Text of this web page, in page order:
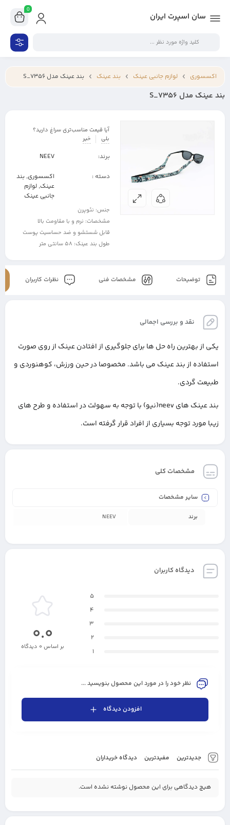
سان اسپرت ایران
0
اکسسوری لوازم جانبی عینک بند عینک بند عینک مدل S_7356
بند عینک مدل S_7356
آیا قیمت مناسب‌تری سراغ دارید؟
بلی
خیر
برند: NEEV
دسته : اکسسوری, بند
عینک, لوازم
جانبی عینک
جنس: نئوپرن
مشخصات: نرم و با مقاومت بالا
قابل شستشو و ضد حساسیت پوست
طول بند عینک: 58 سانتی متر
توضیحات مشخصات فنی نظرات کاربران
نقد و بررسی اجمالی
یکی از بهترین راه حل ها برای جلوگیری از افتادن عینک از روی صورت
استفاده از بند عینک می باشد. مخصوصا در حین ورزش، کوهنوردی و
طبیعت گردی.
بند عینک های neev(نیو) با توجه به سهولت در استفاده و طرح های
زیبا مورد توجه بسیاری از افراد قرار گرفته است.
مشخصات کلی
سایر مشخصات
برند NEEV
دیدگاه کاربران
جدیدترین مفیدترین دیدگاه خریداران
هیچ دیدگاهی برای این محصول نوشته نشده است.
5
4
3
2
1
0.0
بر اساس 0 دیدگاه
نظر خود را در مورد این محصول بنویسید ...
افزودن دیدگاه